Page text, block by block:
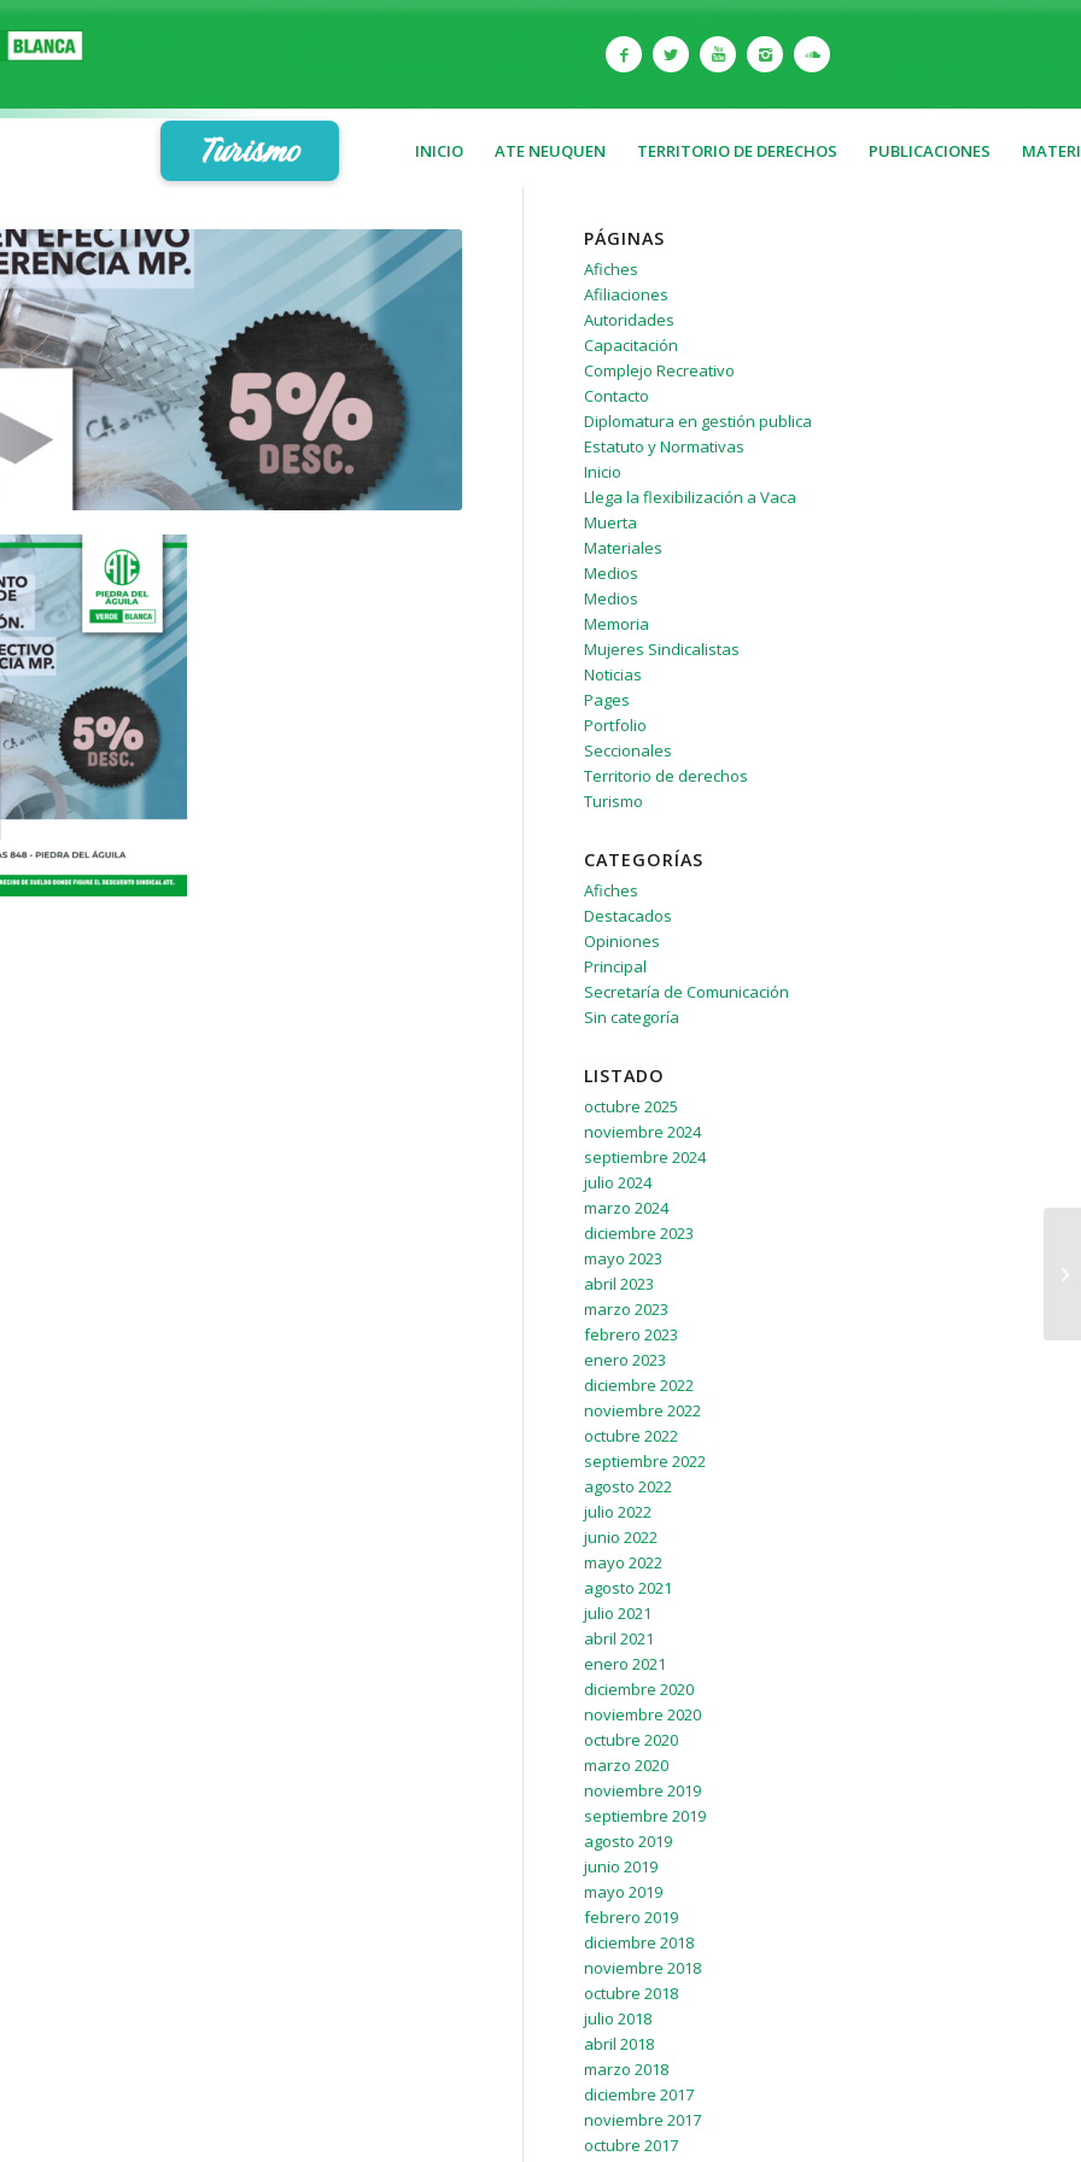
Turismo INICIO ATE NEUQUEN TERRITORIO DE DERECHOS PUBLICACIONES
PÁGINAS
Afiches
Afiliaciones
Autoridades
Capacitación
Complejo Recreativo
Contacto
Diplomatura en gestión publica
Estatuto y Normativas
Inicio
Llega la flexibilización a Vaca
Muerta
Materiales
Medios
Medios
Memoria
Mujeres Sindicalistas
Noticias
Pages
Portfolio
Seccionales
Territorio de derechos
Turismo
CATEGORÍAS
Afiches
Destacados
Opiniones
Principal
Secretaría de Comunicación
Sin categoría
LISTADO
octubre 2025
noviembre 2024
septiembre 2024
julio 2024
marzo 2024
diciembre 2023
mayo 2023
abril 2023
marzo 2023
febrero 2023
enero 2023
diciembre 2022
noviembre 2022
octubre 2022
septiembre 2022
agosto 2022
julio 2022
junio 2022
mayo 2022
agosto 2021
julio 2021
abril 2021
enero 2021
diciembre 2020
noviembre 2020
octubre 2020
marzo 2020
noviembre 2019
septiembre 2019
agosto 2019
junio 2019
mayo 2019
febrero 2019
diciembre 2018
noviembre 2018
octubre 2018
julio 2018
abril 2018
marzo 2018
diciembre 2017
noviembre 2017
octubre 2017